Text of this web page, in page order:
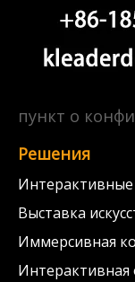
пункт о
Решения
Выставка
Иммерсивная